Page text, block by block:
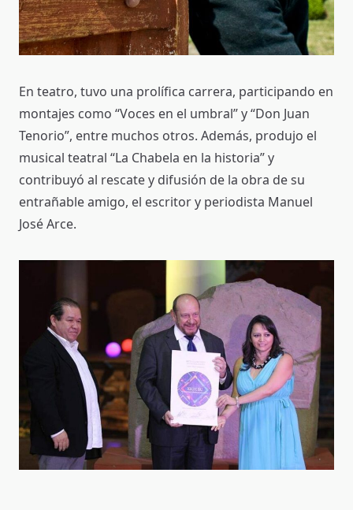
En teatro, tuvo una prolífica carrera, participando en
montajes como “Voces en el umbral” y “Don Juan
Tenorio”, entre muchos otros. Además, produjo el
musical teatral “La Chabela en la historia” y
contribuyó al rescate y difusión de la obra de su
entrañable amigo, el escritor y periodista Manuel
José Arce.